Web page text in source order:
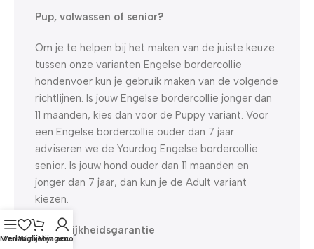
Pup, volwassen of senior?
Om je te helpen bij het maken van de juiste keuze
tussen onze varianten Engelse bordercollie
hondenvoer kun je gebruik maken van de volgende
richtlijnen. Is jouw Engelse bordercollie jonger dan
11 maanden, kies dan voor de Puppy variant. Voor
een Engelse bordercollie ouder dan 7 jaar
adviseren we de Yourdog Engelse bordercollie
senior. Is jouw hond ouder dan 11 maanden en
jonger dan 7 jaar, dan kun je de Adult variant
kiezen.
Smakelijkheidsgarantie
Menu
Verlanglijst
Winkelwagen
Mijn account